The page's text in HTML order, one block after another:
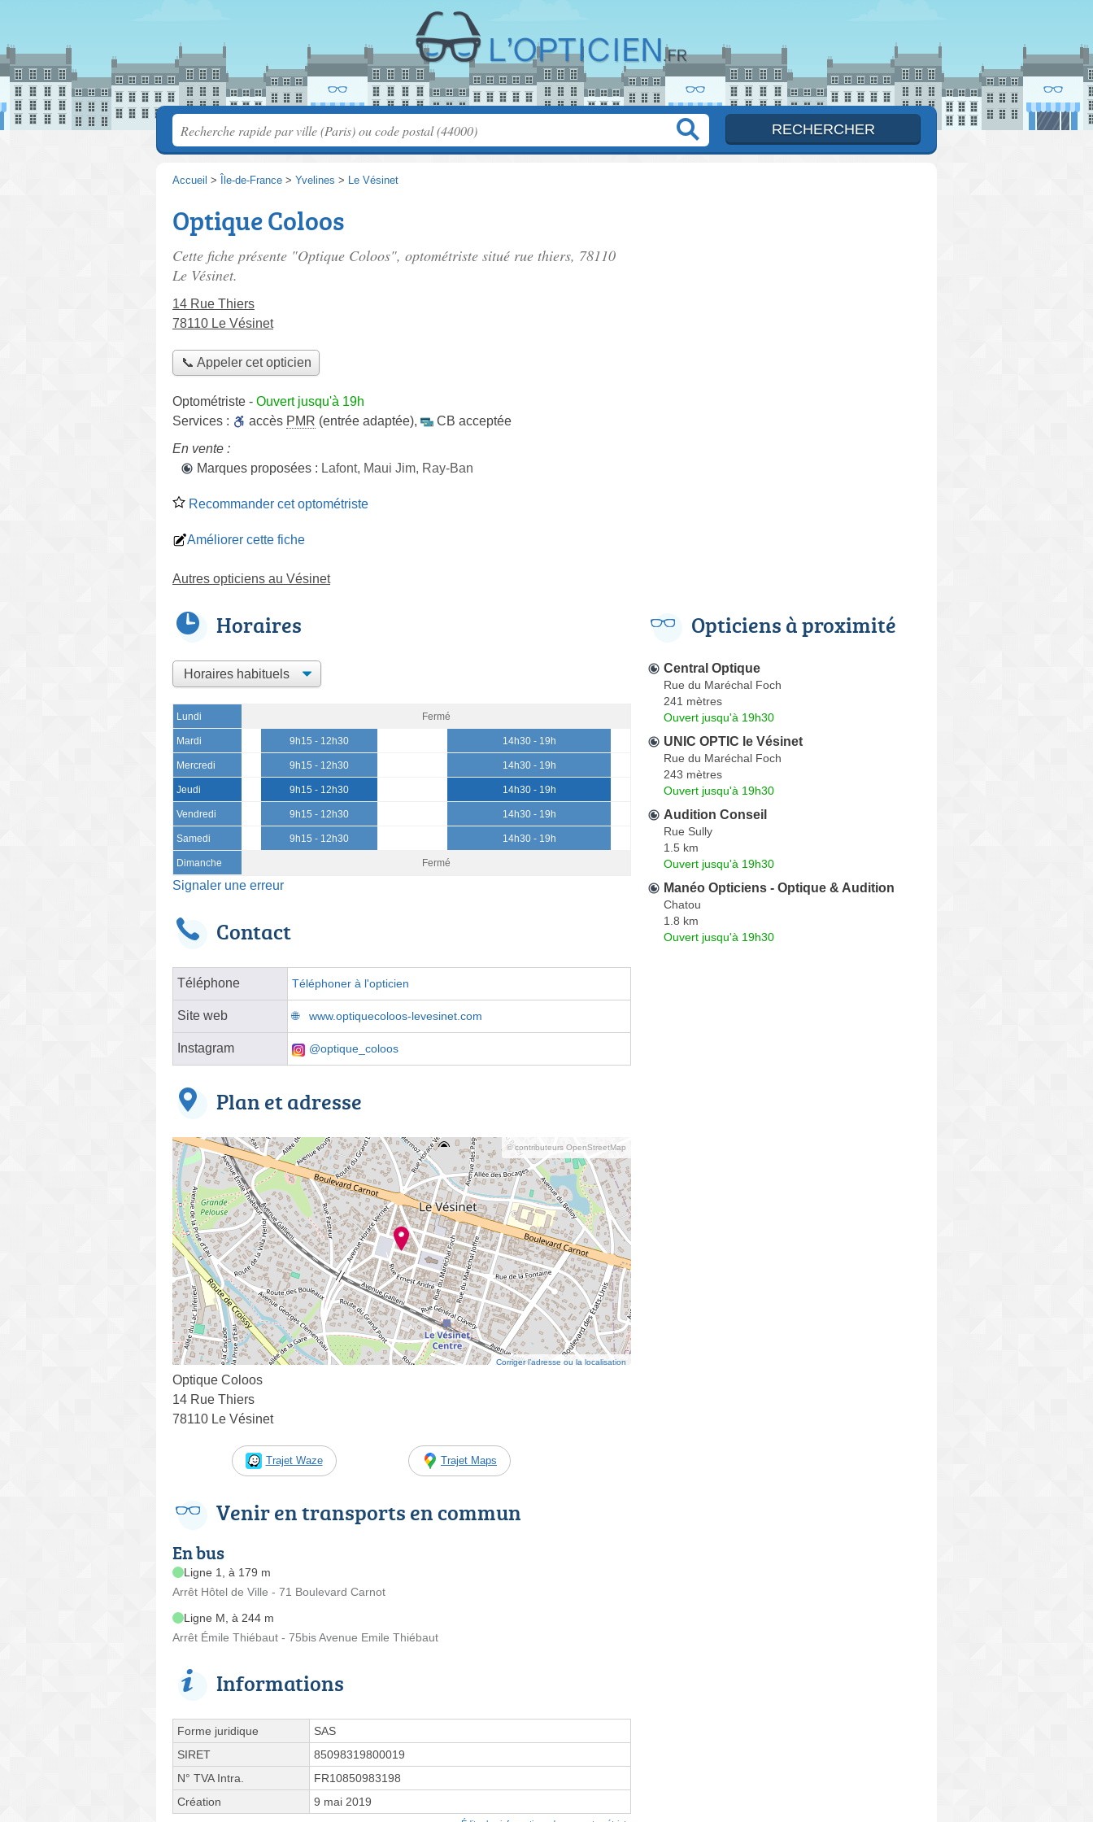
Accueil > Île-de-France > Yvelines > Le Vésinet
Optique Coloos
Cette fiche présente "Optique Coloos", optométriste situé rue thiers, 78110
Le Vésinet.
14 Rue Thiers
78110 Le Vésinet
📞 Appeler cet opticien
Optométriste - Ouvert jusqu'à 19h
Services :
accès PMR (entrée adaptée),
CB acceptée
En vente :
Marques proposées : Lafont, Maui Jim, Ray-Ban
Recommander cet optométriste
Améliorer cette fiche
Autres opticiens au Vésinet
Horaires
Lundi Fermé
Mardi 9h15 - 12h30 14h30 - 19h
Mercredi 9h15 - 12h30 14h30 - 19h
Jeudi 9h15 - 12h30 14h30 - 19h
Vendredi 9h15 - 12h30 14h30 - 19h
Samedi 9h15 - 12h30 14h30 - 19h
Dimanche Fermé
Signaler une erreur
Contact
Téléphone Téléphoner à l'opticien
Site web www.optiquecoloos-levesinet.com
Instagram @optique_coloos
Plan et adresse
© contributeurs OpenStreetMap
Corriger l’adresse ou la localisation
Optique Coloos
14 Rue Thiers
78110 Le Vésinet
Trajet Waze Trajet Maps
Venir en transports en commun
En bus
Ligne 1, à 179 m
Arrêt Hôtel de Ville - 71 Boulevard Carnot
Ligne M, à 244 m
Arrêt Émile Thiébaut - 75bis Avenue Emile Thiébaut
Informations
Forme juridique
SAS
SIRET
85098319800019
N° TVA Intra.
FR10850983198
Création
9 mai 2019
Opticiens à proximité
Central Optique
Rue du Maréchal Foch
241 mètres
Ouvert jusqu'à 19h30
UNIC OPTIC le Vésinet
Rue du Maréchal Foch
243 mètres
Ouvert jusqu'à 19h30
Audition Conseil
Rue Sully
1.5 km
Ouvert jusqu'à 19h30
Manéo Opticiens - Optique & Audition
Chatou
1.8 km
Ouvert jusqu'à 19h30